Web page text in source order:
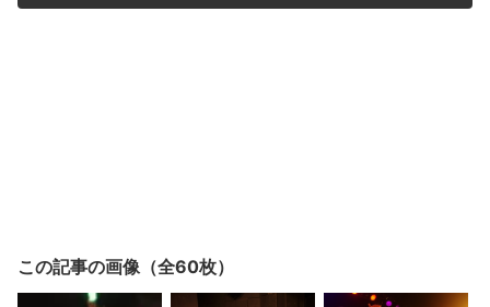
この記事の画像（全60枚）